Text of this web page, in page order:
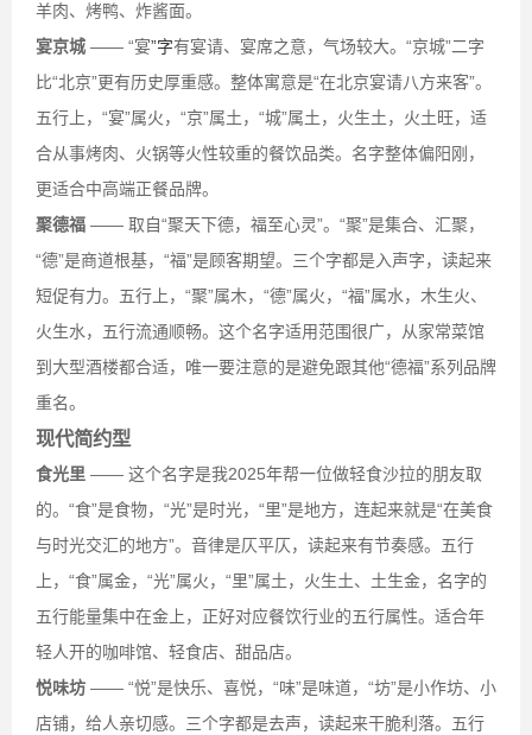
羊肉、烤鸭、炸酱面。
宴京城 —— “宴”字有宴请、宴席之意，气场较大。“京城”二字
比“北京”更有历史厚重感。整体寓意是“在北京宴请八方来客”。
五行上，“宴”属火，“京”属土，“城”属土，火生土，火土旺，适
合从事烤肉、火锅等火性较重的餐饮品类。名字整体偏阳刚，
更适合中高端正餐品牌。
聚德福 —— 取自“聚天下德，福至心灵”。“聚”是集合、汇聚，
“德”是商道根基，“福”是顾客期望。三个字都是入声字，读起来
短促有力。五行上，“聚”属木，“德”属火，“福”属水，木生火、
火生水，五行流通顺畅。这个名字适用范围很广，从家常菜馆
到大型酒楼都合适，唯一要注意的是避免跟其他“德福”系列品牌
重名。
现代简约型
食光里 —— 这个名字是我2025年帮一位做轻食沙拉的朋友取
的。“食”是食物，“光”是时光，“里”是地方，连起来就是“在美食
与时光交汇的地方”。音律是仄平仄，读起来有节奏感。五行
上，“食”属金，“光”属火，“里”属土，火生土、土生金，名字的
五行能量集中在金上，正好对应餐饮行业的五行属性。适合年
轻人开的咖啡馆、轻食店、甜品店。
悦味坊 —— “悦”是快乐、喜悦，“味”是味道，“坊”是小作坊、小
店铺，给人亲切感。三个字都是去声，读起来干脆利落。五行